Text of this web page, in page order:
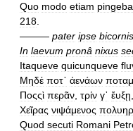
Quo modo etiam
218
——— pater ipse bicornis
In laevum pronâ nixus
Itaqueve quicunqueve
Μηδέ ποτ᾿ ἀενάων
Ποςςὶ περᾶν τρίν γ᾿ ἔυξῃ
Χεῖρας νιψάμενος
Quod secuti Romani